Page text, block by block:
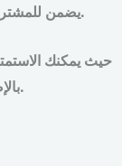
IPTV يضمن للمشتركين تجربة مشاهدة مدهشة وممتعة.
حيث يمكنك
بالإضافة إلى الفيديو حسب الطلب والبرامج المسجلة.